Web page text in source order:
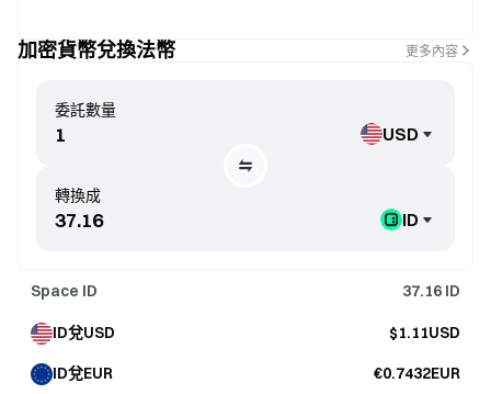
加密貨幣兌換法幣 更多內容
轉換成
ID
委託數量
USD
Space ID 37.16 ID
ID兌USD $1.11USD
ID兌EUR €0.7432EUR